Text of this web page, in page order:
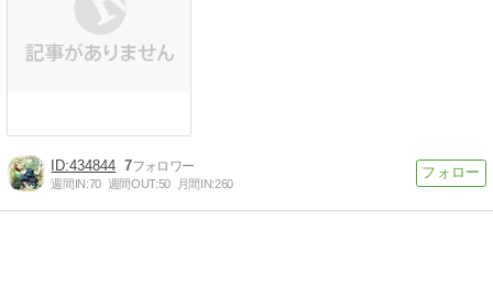
434844 7
週間IN:70 週間OUT:50 月間IN:260